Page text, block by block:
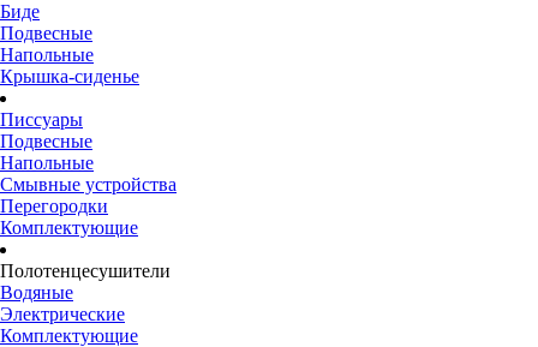
Биде
Подвесные
Напольные
Крышка-сиденье
Писсуары
Подвесные
Напольные
Смывные устройства
Перегородки
Комплектующие
Полотенцесушители
Водяные
Электрические
Комплектующие